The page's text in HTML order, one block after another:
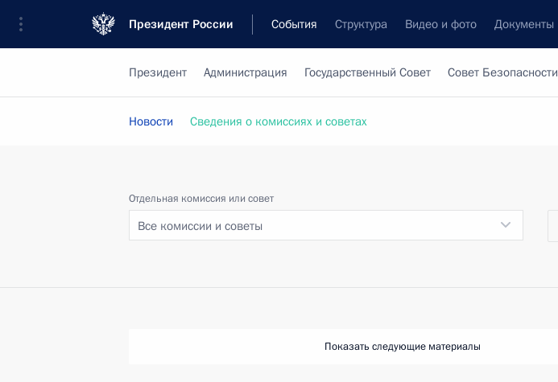
Президент России События Структура Видео и фото Документы
Президент Администрация Государственный Совет Совет Безопасности
Новости Сведения о комиссиях и советах
Отдельная комиссия или совет
Все комиссии и советы
Показать следующие материалы